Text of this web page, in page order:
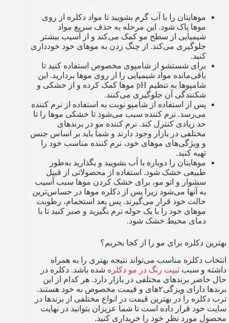
موهایتان را با آب گرم بشویید تا مواد دکلره از روی
موها پاک شود. این مرحله به حذف سریع مواد
شیمیایی از سطح مو کمک می‌کند و از آسیب بیشتر
جلوگیری می‌کند. از چنگ زدن به موهای خود خودداری
کنید.
برای شستشو از شامپوی مخصوص استفاده کنید تا
باقی‌مانده مواد شیمیایی را از روی موها بردارید. این
شامپوها به تنظیم pH موها کمک کرده و از خشکی و
شکنندگی آن جلوگیری می‌کنند.
پس از استفاده از شامپو نوبت به استفاده از نرم کننده
می‌رسد. نرم کننده سبب می‌شود تا خشکی موها را تا
حد زیادی کنترل کند. نرم کننده مو در برندهای
مختلفی در بازار وجود دارند و شما باید بر اساس جنس
و ویژگی‌های موهای خود، نرم کننده مناسب خود را
تهیه کنید.
موهایتان را دوباره با آب بشویید و بگذارید به‌طور
طبیعی خشک شود. استفاده از محصولاتی از قبیل
سشوار و اتو مو، برای خشک کردن موها سبب آسیب
به آنها می‌شود زیرا پس از دکلره موها در حساس‌ترین
حالت خود قرار می‌گیرند. پس بعد استحمام، رطوبت
موهای خود را با یک حوله نرم بگیرید و صبر کنید تا با
دمای محیط خشک شود.
بهترین دکلره برای مو را از کجا بخریم؟
انتخاب دکلره مناسب می‌تواند نتیجه بهتری را به همراه
داشته و سبب ثبیت رنگ در مو دکلره شده باشد. دکلره در
حال حاضر برندهای مختلفی در بازار دارد. هر کدام از این
برندها دارای ویزگی۲های و قیمت مخصوص به خود هستند.
ترب دکلره را در بهترین قیمت در انواع مختلفی از برندها در
سایت خود قرار داده است تا شما عزیزان بتوانید در نهایت
محصول مورد نظر خود را خریداری کنید.